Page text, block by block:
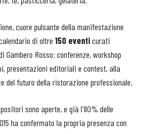
cuore pulsante della manifestazione
di oltre 150 eventicurati
Gambero Rosso: conferenze, workshop
presentazioni editoriali e contest, alla
del futuro della ristorazione professionale.
sono aperte, e già l'80% delle
ha confermato la propria presenza con